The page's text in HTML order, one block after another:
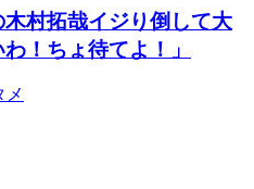
村拓哉イジり倒して大
！ちょ待てよ！」
メ